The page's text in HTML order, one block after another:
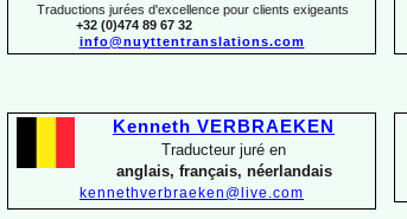
Traductions jurées d'excellence pour clients exigeants
+32 (0)474 89 67 32
info@nuyttentranslations.com
Kenneth VERBRAEKEN
Traducteur juré en
anglais, français, néerlandais
kennethverbraeken@live.com